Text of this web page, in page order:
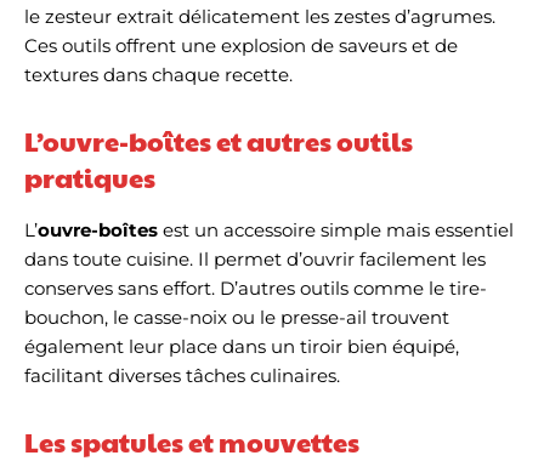
le zesteur extrait délicatement les zestes d’agrumes.
Ces outils offrent une explosion de saveurs et de
textures dans chaque recette.
L’ouvre-boîtes et autres outils
pratiques
L’ouvre-boîtes est un accessoire simple mais essentiel
dans toute cuisine. Il permet d’ouvrir facilement les
conserves sans effort. D’autres outils comme le tire-
bouchon, le casse-noix ou le presse-ail trouvent
également leur place dans un tiroir bien équipé,
facilitant diverses tâches culinaires.
Les spatules et mouvettes